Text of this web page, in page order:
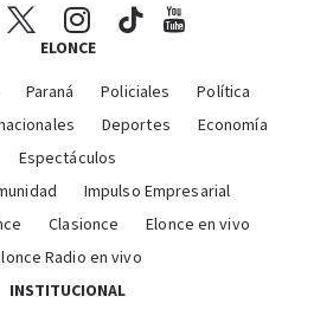
ELONCE
Paraná Policiales
Política
Deportes
Economía
Espectáculos
Impulso Empresarial
Clasionce
Elonce en vivo
Radio en vivo
INSTITUCIONAL